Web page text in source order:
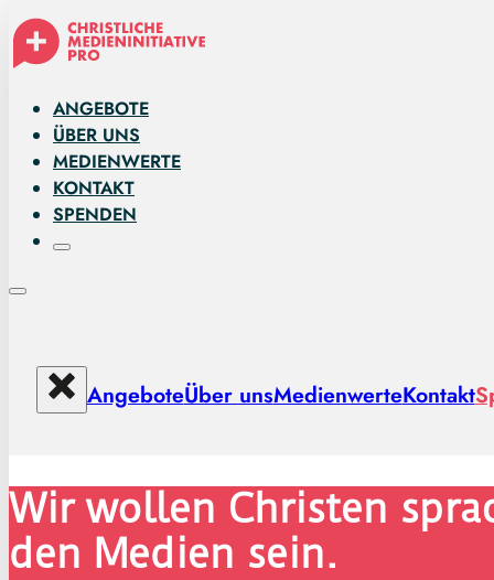
ANGEBOTE
ÜBER UNS
MEDIENWERTE
KONTAKT
SPENDEN
AngeboteÜber unsMedienwerteKontakt
Wir wollen Christen
den Medien sein.